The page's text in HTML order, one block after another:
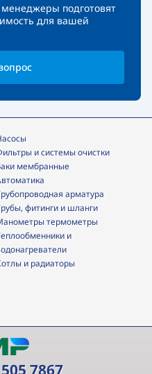
подготовят
для вашей
Насосы
фильтры и системы очистки
Баки мембранные
Автоматика
трубопроводная арматура
трубы, фитинги и шланги
манометры термометры
и
Котлы и радиаторы
7867